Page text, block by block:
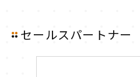
セールスパートナー